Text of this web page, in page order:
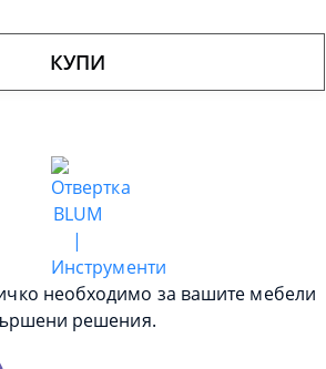
КУПИ
необходимо за вашите мебели
решения.